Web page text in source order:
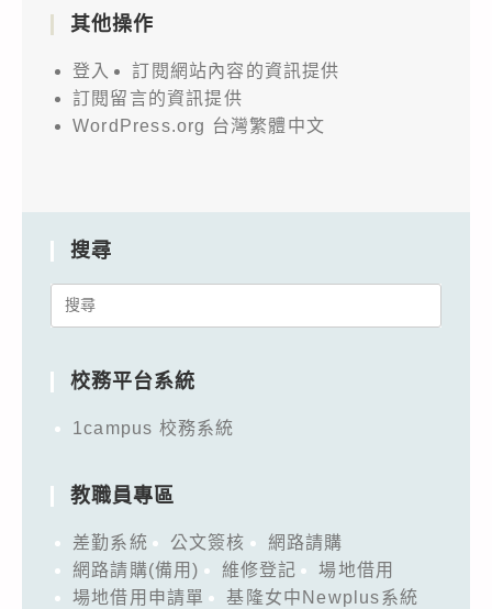
其他操作
登入
訂閱網站內容的資訊提供
訂閱留言的資訊提供
WordPress.org 台灣繁體中文
搜尋
Search
校務平台系統
1campus 校務系統
教職員專區
差勤系統 公文簽核
網路請購
網路請購(備用)
維修登記
場地借用
場地借用申請單
基隆女中Newplus系統